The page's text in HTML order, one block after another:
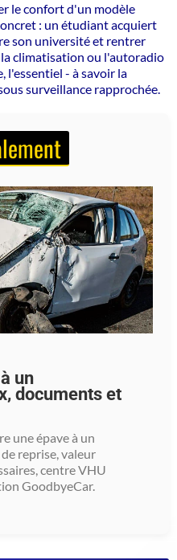
le confort d'un modèle
: un étudiant acquiert
son université et rentrer
la climatisation ou l'autoradio
l'essentiel - à savoir la
surveillance rapprochée.
un
documents et
une épave à un
reprise, valeur
centre VHU
GoodbyeCar.